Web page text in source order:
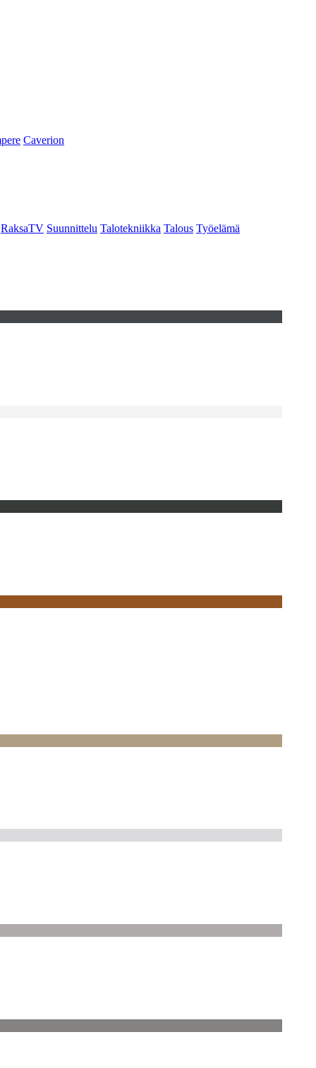
Caverion
RaksaTV Suunnittelu Talotekniikka Talous Työelämä